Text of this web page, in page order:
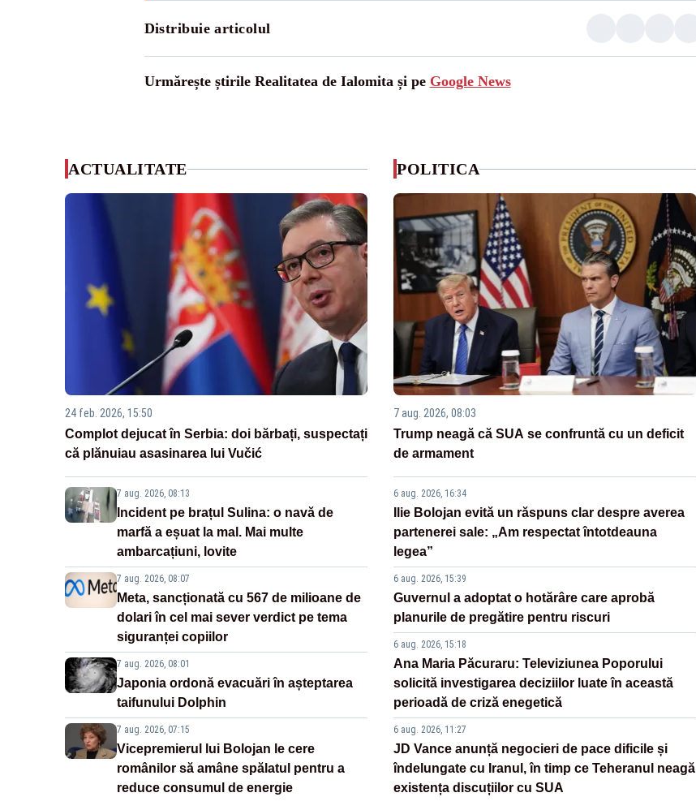
Distribuie articolul
Urmărește știrile Realitatea de Ialomita și pe Google News
ACTUALITATE
24 feb. 2026, 15:50
Complot dejucat în Serbia: doi bărbați, suspectați
că plănuiau asasinarea lui Vučić
7 aug. 2026, 08:13
Incident pe brațul Sulina: o navă de
marfă a eșuat la mal. Mai multe
ambarcațiuni, lovite
7 aug. 2026, 08:07
Meta, sancționată cu 567 de milioane de
dolari în cel mai sever verdict pe tema
siguranței copiilor
7 aug. 2026, 08:01
Japonia ordonă evacuări în așteptarea
taifunului Dolphin
7 aug. 2026, 07:15
Vicepremierul lui Bolojan le cere
românilor să amâne spălatul pentru a
reduce consumul de energie
POLITICA
7 aug. 2026, 08:03
Trump neagă că SUA se confruntă cu un deficit
de armament
6 aug. 2026, 16:34
Ilie Bolojan evită un răspuns clar despre averea
partenerei sale: „Am respectat întotdeauna
legea”
6 aug. 2026, 15:39
Guvernul a adoptat o hotărâre care aprobă
planurile de pregătire pentru riscuri
6 aug. 2026, 15:18
Ana Maria Păcuraru: Televiziunea Poporului
solicită investigarea deciziilor luate în această
perioadă de criză enegetică
6 aug. 2026, 11:27
JD Vance anunță negocieri de pace dificile și
îndelungate cu Iranul, în timp ce Teheranul neagă
existența discuțiilor cu SUA